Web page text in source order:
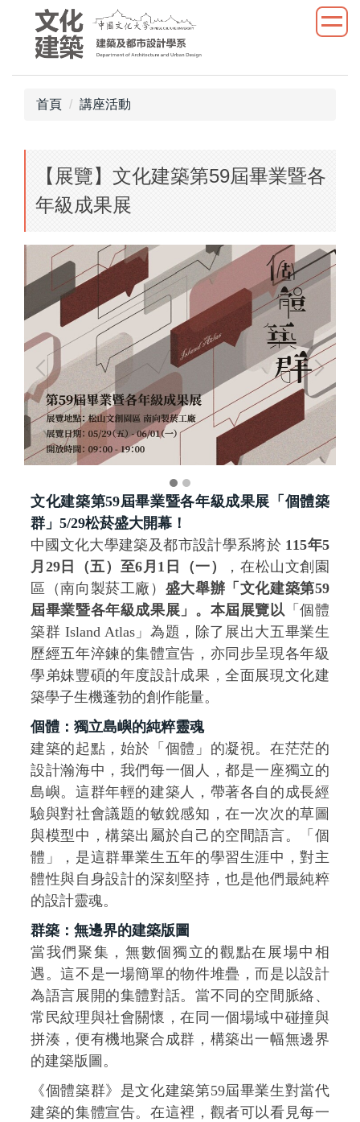
首頁 講座活動
【展覽】文化建築第59屆畢業暨各
年級成果展
文化建築第59屆畢業暨各年級成果展「個體築
群」5/29松菸盛大開幕！
中國文化大學建築及都市設計學系將於 115年5
月29日（五）至6月1日（一）
，在松山文創園
區（南向製菸工廠） 盛大舉辦「文化建築第59
屆畢業暨各年級成果展」。本屆展覽以 「個體
築群 Island Atlas」為題，除了展出大五畢業生
歷經五年淬鍊的集體宣告，亦同步呈現各年級
學弟妹豐碩的年度設計成果，全面展現文化建
築學子生機蓬勃的創作能量。
個體：獨立島嶼的純粹靈魂
建築的起點，始於「個體」的凝視。在茫茫的
設計瀚海中，我們每一個人，都是一座獨立的
島嶼。這群年輕的建築人，帶著各自的成長經
驗與對社會議題的敏銳感知，在一次次的草圖
與模型中，構築出屬於自己的空間語言。「個
體」，是這群畢業生五年的學習生涯中，對主
體性與自身設計的深刻堅持，也是他們最純粹
的設計靈魂。
群築：無邊界的建築版圖
當我們聚集，無數個獨立的觀點在展場中相
遇。這不是一場簡單的物件堆疊，而是以設計
為語言展開的集體對話。當不同的空間脈絡、
常民紋理與社會關懷，在同一個場域中碰撞與
拼湊，便有機地聚合成群，構築出一幅無邊界
的建築版圖。
《個體築群》是文化建築第59屆畢業生對當代
建築的集體宣告。在這裡，觀者可以看見每一